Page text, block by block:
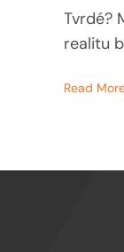
Tvrdé?
realitu
Read